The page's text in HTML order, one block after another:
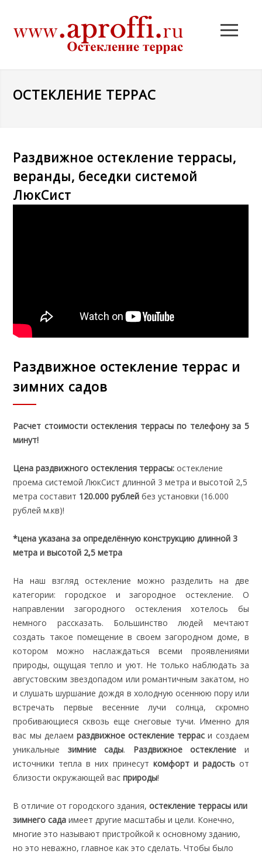
ОСТЕКЛЕНИЕ ТЕРРАС
Раздвижное остекление террасы,
веранды, беседки системой
ЛюкСист
Раздвижное остекление террас и
зимних садов
Расчет стоимости остекления террасы по телефону за 5
минут!
Цена раздвижного остекления террасы: остекление
проема системой ЛюкСист длинной 3 метра и высотой 2,5
метра составит 120.000 рублей без установки (16.000
рублей м.кв)!
*цена указана за определённую конструкцию длинной 3
метра и высотой 2,5 метра
На наш взгляд остекление можно разделить на две
категории: городское и загородное остекление. О
направлении загородного остекления хотелось бы
немного рассказать. Большинство людей мечтают
создать такое помещение в своем загородном доме, в
котором можно наслаждаться всеми проявлениями
природы, ощущая тепло и уют. Не только наблюдать за
августовским звездопадом или романтичным закатом, но
и слушать шуршание дождя в холодную осеннюю пору или
встречать первые весенние лучи солнца, скромно
пробивающиеся сквозь еще снеговые тучи. Именно для
вас мы делаем раздвижное остекление террас и создаем
уникальные зимние сады. Раздвижное остекление и
источники тепла в них принесут комфорт и радостьот
близости окружающей васприроды!
В отличие от городского здания,остекление террасы или
зимнего сада имеет другие масштабы и цели. Конечно,
многие это называют пристройкой к основному зданию,
но это неважно, главное как это сделать. Чтобы было